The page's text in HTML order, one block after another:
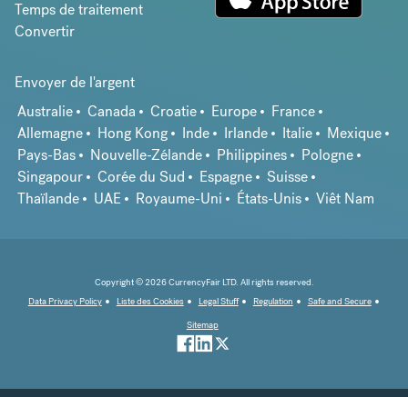
Temps de traitement
Convertir
Envoyer de l'argent
Australie
Canada Croatie Europe
France
Allemagne
Hong Kong Inde Irlande Italie
Mexique
Pays-Bas
Nouvelle-Zélande Philippines
Pologne
Singapour
Corée du Sud Espagne
Suisse
Thaïlande
UAE Royaume-Uni États-Unis Viêt Nam
Copyright © 2026 CurrencyFair LTD. All rights reserved.
Data Privacy Policy
Liste des Cookies Legal Stuff Regulation
Safe and Secure
Sitemap